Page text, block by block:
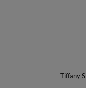
Tiffany